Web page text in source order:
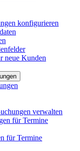
konfigurieren
neue Kunden
verwalten
für Termine
für Termine